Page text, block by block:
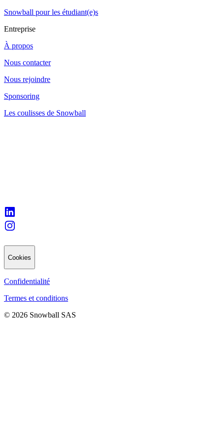
Snowball pour les étudiant(e)s
Entreprise
À propos
Nous contacter
Nous rejoindre
Sponsoring
Les coulisses de Snowball
Cookies
Confidentialité
Termes et conditions
© 2026 Snowball SAS